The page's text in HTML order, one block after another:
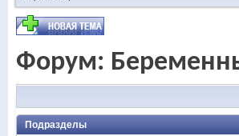
Форум:
Подразделы